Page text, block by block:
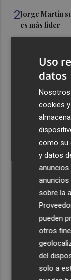
2Jorge Martín
es más líder
del legado de
Una gran
vuelve a
Uso
datos
cookies
como su
y datos
sobre la
pueden
otros
del
solo a